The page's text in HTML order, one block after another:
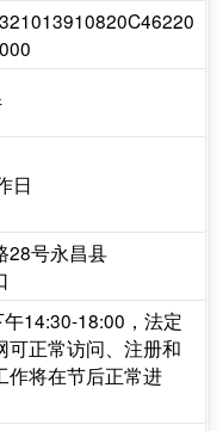
日
28号永昌县
14:30-18:00，法定
可正常访问、注册和
作将在节后正常进